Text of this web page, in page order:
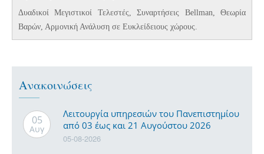
Δυαδικοί Μεγιστικοί Τελεστές, Συναρτήσεις Bellman, Θεωρία
Βαρών, Αρμονική Ανάλυση σε Ευκλείδειους χώρους.
Ανακοινώσεις
05
Αυγ
Λειτουργία υπηρεσιών του Πανεπιστημίου
από 03 έως και 21 Αυγούστου 2026
05-08-2026